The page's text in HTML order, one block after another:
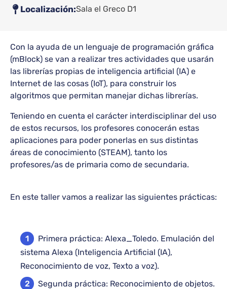
Localización Sala el Greco D1
Con la ayuda de un lenguaje de programación gráfica
(mBlock) se van a realizar tres actividades que usarán
las librerías propias de inteligencia artificial (IA) e
Internet de las cosas (IoT), para construir los
algoritmos que permitan manejar dichas librerías.
Teniendo en cuenta el carácter interdisciplinar del uso
de estos recursos, los profesores conocerán estas
aplicaciones para poder ponerlas en sus distintas
áreas de conocimiento (STEAM), tanto los
profesores/as de primaria como de secundaria.
En este taller vamos a realizar las siguientes prácticas:
Primera práctica: Alexa_Toledo. Emulación del
sistema Alexa (Inteligencia Artificial (IA),
Reconocimiento de voz, Texto a voz).
Segunda práctica: Reconocimiento de objetos.